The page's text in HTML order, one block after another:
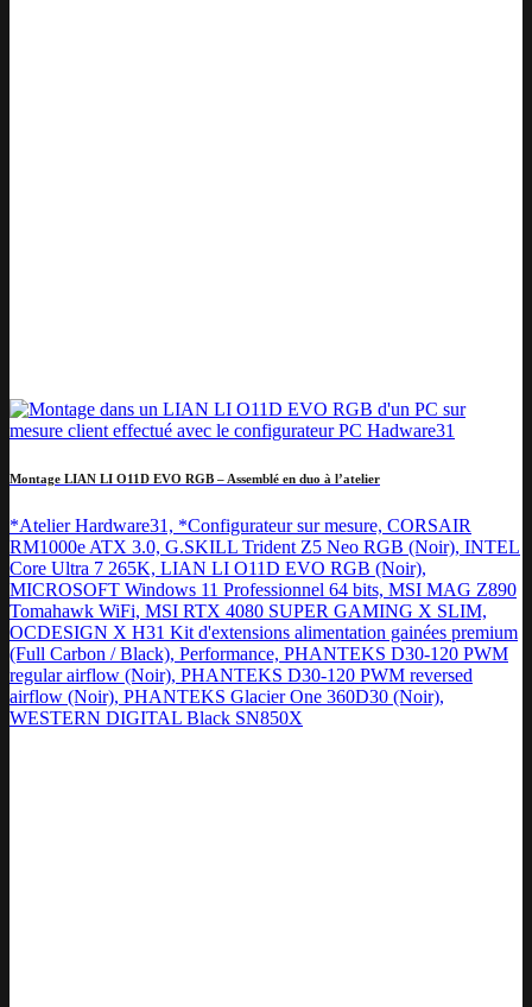
Montage LIAN LI O11D EVO RGB – Assemblé en duo à l’atelier
*Atelier Hardware31, *Configurateur sur mesure, CORSAIR
RM1000e ATX 3.0, G.SKILL Trident Z5 Neo RGB (Noir), INTEL
Core Ultra 7 265K, LIAN LI O11D EVO RGB (Noir),
MICROSOFT Windows 11 Professionnel 64 bits, MSI MAG Z890
Tomahawk WiFi, MSI RTX 4080 SUPER GAMING X SLIM,
OCDESIGN X H31 Kit d'extensions alimentation gainées premium
(Full Carbon / Black), Performance, PHANTEKS D30-120 PWM
regular airflow (Noir), PHANTEKS D30-120 PWM reversed
airflow (Noir), PHANTEKS Glacier One 360D30 (Noir),
WESTERN DIGITAL Black SN850X